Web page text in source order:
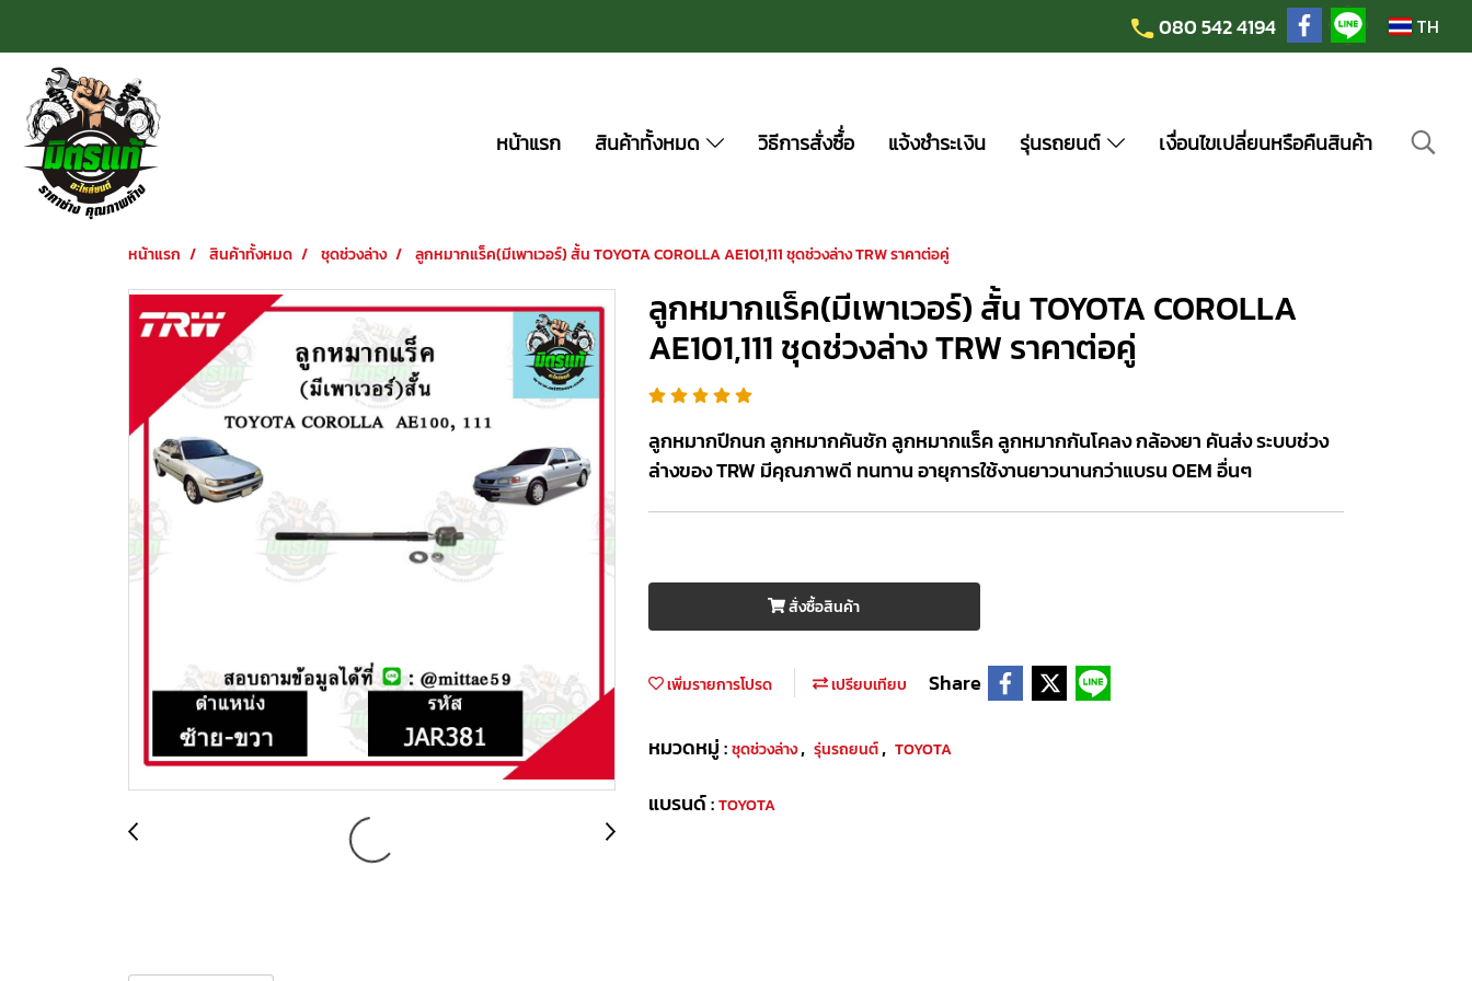
080 542 4194 TH
หน้าแรก สินค้าทั้งหมด วิธีการสั่งซื้่อ แจ้งชำระเงิน รุ่นรถยนต์ เงื่อนไขเปลี่ยนหรือคืนสินค้า
หน้าแรก สินค้าทั้งหมด ชุดช่วงล่าง ลูกหมากแร็ค(มีเพาเวอร์) สั้น TOYOTA COROLLA AE101,111 ชุดช่วงล่าง TRW ราคาต่อคู่
ลูกหมากแร็ค(มีเพาเวอร์) สั้น TOYOTA COROLLA
AE101,111 ชุดช่วงล่าง TRW ราคาต่อคู่
ลูกหมากปีกนก ลูกหมากคันชัก ลูกหมากแร็ค ลูกหมากกันโคลง กล้องยา คันส่ง ระบบช่วง
ล่างของ TRW มีคุณภาพดี ทนทาน อายุการใช้งานยาวนานกว่าแบรน OEM อื่นๆ
สั่งซื้อสินค้า
เพิ่มรายการโปรด เปรียบเทียบ Share
หมวดหมู่ :ชุดช่วงล่าง, รุ่นรถยนต์, TOYOTA
แบรนด์ :TOYOTA